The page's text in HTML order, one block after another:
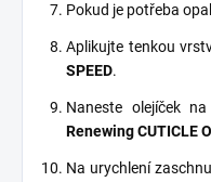
Pokud je potřeba
Aplikujte tenkou
SPEED.
Naneste olejíček
Renewing CUTICLE
Na urychlení